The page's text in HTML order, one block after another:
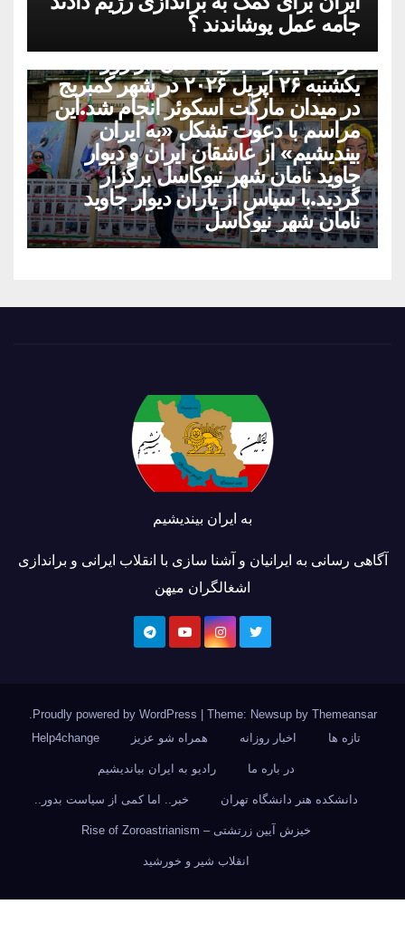
جامه عمل پوشاندند ؟
یکشنبه ۲۶ اپریل ۲۰۲۶ در شهر کمبریج
در میدان مارکت اسکوئر انجام شد.این
مراسم با دعوت تشکل «به ایران
بیندیشیم» از عاشقان ایران و دیوار
جاوید نامان شهر نیوکاسل برگزار
گردید.با سپاس از یاران دیوار جاوید
نامان شهر نیوکاسل
به ایران بیندیشیم
آگاهی رسانی به ایرانیان و آشنا سازی با انقلاب ایرانی و براندازی
اشغالگران میهن
Proudly powered by WordPress | Theme: Newsup by Themeansar
تازه ها
اخبار روزانه همراه شو عزیز Help4change
در باره ما رادیو به ایران بیاندیشیم
دانشکده هنر دانشگاه تهران خبر.. اما کمی از سیاست بدور..
خیزش آیین زرتشتی – Rise of Zoroastrianism
انقلاب شیر و خورشید